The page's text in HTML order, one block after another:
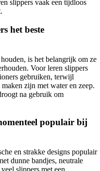
slippers vaak een tijdloos
het beste
is het belangrijk om ze
Voor leren slippers
gebruiken, terwijl
zijn met water en zeep.
na gebruik om
populair bij
en strakke designs populair
dunne bandjes, neutrale
slippers met een